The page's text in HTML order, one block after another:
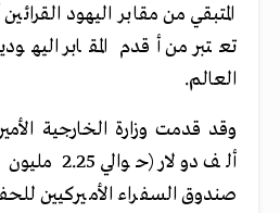
المتبقي من مقابر اليهود
تعتبر من أقدم المقابر
العالم.
ألف دولار
صندوق السفراء الأميركيين